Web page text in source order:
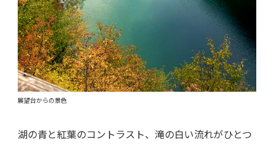
展望台からの景色
湖の青と紅葉のコントラスト、滝の白い流れがひとつ